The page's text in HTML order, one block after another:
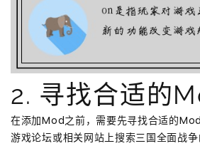
2. 寻找合适的
在添加Mod之前，需要先寻找合适的
游戏论坛或相关网站上搜索三国全面战